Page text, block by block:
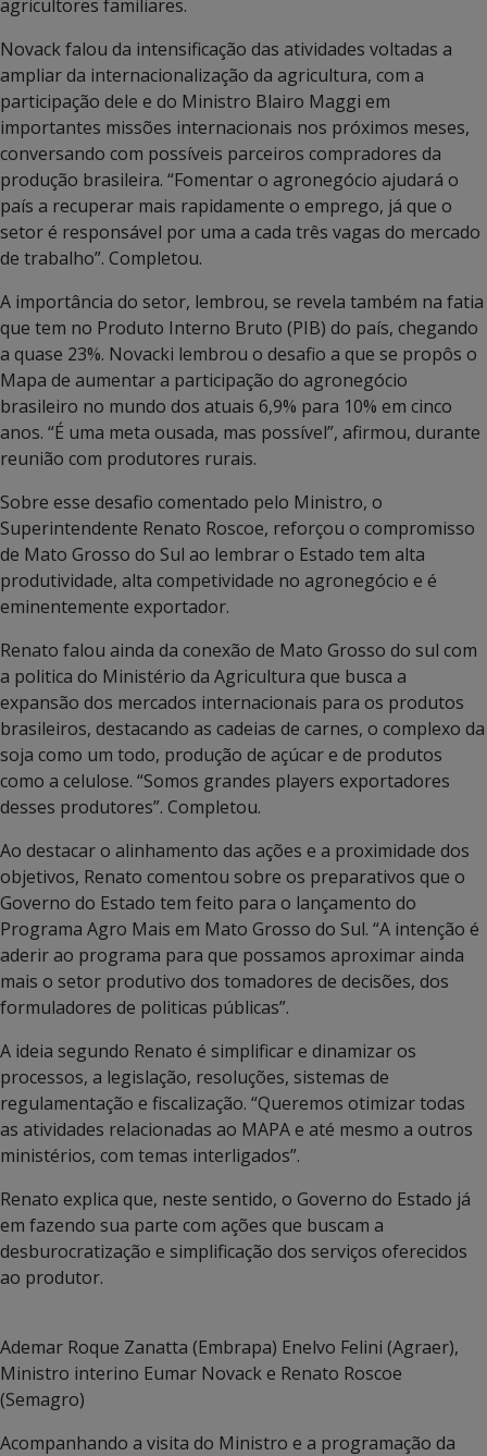
agricultores familiares.
Novack falou da intensificação das atividades voltadas a
ampliar da internacionalização da agricultura, com a
participação dele e do Ministro Blairo Maggi em
importantes missões internacionais nos próximos meses,
conversando com possíveis parceiros compradores da
produção brasileira. “Fomentar o agronegócio ajudará o
país a recuperar mais rapidamente o emprego, já que o
setor é responsável por uma a cada três vagas do mercado
de trabalho”. Completou.
A importância do setor, lembrou, se revela também na fatia
que tem no Produto Interno Bruto (PIB) do país, chegando
a quase 23%. Novacki lembrou o desafio a que se propôs o
Mapa de aumentar a participação do agronegócio
brasileiro no mundo dos atuais 6,9% para 10% em cinco
anos. “É uma meta ousada, mas possível”, afirmou, durante
reunião com produtores rurais.
Sobre esse desafio comentado pelo Ministro, o
Superintendente Renato Roscoe, reforçou o compromisso
de Mato Grosso do Sul ao lembrar o Estado tem alta
produtividade, alta competividade no agronegócio e é
eminentemente exportador.
Renato falou ainda da conexão de Mato Grosso do sul com
a politica do Ministério da Agricultura que busca a
expansão dos mercados internacionais para os produtos
brasileiros, destacando as cadeias de carnes, o complexo da
soja como um todo, produção de açúcar e de produtos
como a celulose. “Somos grandes players exportadores
desses produtores”. Completou.
Ao destacar o alinhamento das ações e a proximidade dos
objetivos, Renato comentou sobre os preparativos que o
Governo do Estado tem feito para o lançamento do
Programa Agro Mais em Mato Grosso do Sul. “A intenção é
aderir ao programa para que possamos aproximar ainda
mais o setor produtivo dos tomadores de decisões, dos
formuladores de politicas públicas”.
A ideia segundo Renato é simplificar e dinamizar os
processos, a legislação, resoluções, sistemas de
regulamentação e fiscalização. “Queremos otimizar todas
as atividades relacionadas ao MAPA e até mesmo a outros
ministérios, com temas interligados”.
Renato explica que, neste sentido, o Governo do Estado já
em fazendo sua parte com ações que buscam a
desburocratização e simplificação dos serviços oferecidos
ao produtor.
Ademar Roque Zanatta (Embrapa) Enelvo Felini (Agraer),
Ministro interino Eumar Novack e Renato Roscoe
(Semagro)
Acompanhando a visita do Ministro e a programação da